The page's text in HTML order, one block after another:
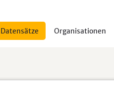
Datensätze Organisationen